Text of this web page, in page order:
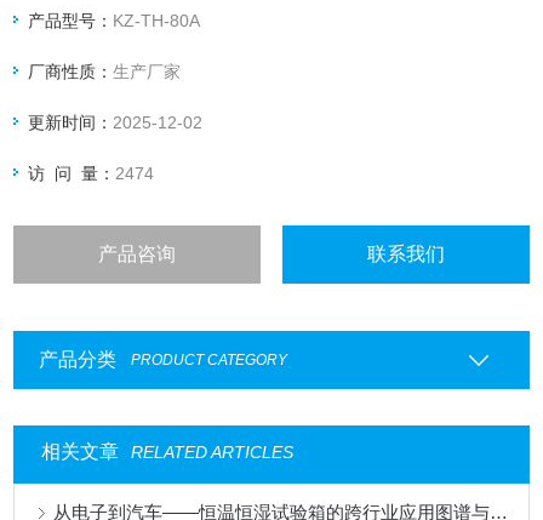
产品型号： KZ-TH-80A
厂商性质：生产厂家
更新时间： 2025-12-02
访 问 量： 2474
产品咨询 联系我们
产品分类 PRODUCT CATEGORY
相关文章 RELATED ARTICLES
从电子到汽车——恒温恒湿试验箱的跨行业应用图谱与选型策略